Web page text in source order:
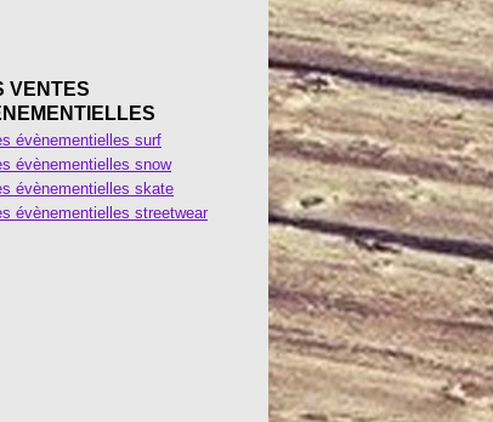
VENTES
évènementielles surf
évènementielles snow
évènementielles skate
évènementielles streetwear